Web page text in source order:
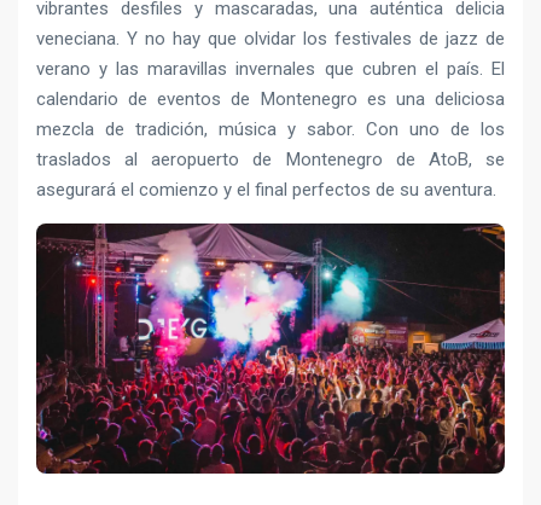
vibrantes desfiles y mascaradas, una auténtica delicia
veneciana. Y no hay que olvidar los festivales de jazz de
verano y las maravillas invernales que cubren el país. El
calendario de eventos de Montenegro es una deliciosa
mezcla de tradición, música y sabor. Con uno de los
traslados al aeropuerto de Montenegro de AtoB, se
asegurará el comienzo y el final perfectos de su aventura.